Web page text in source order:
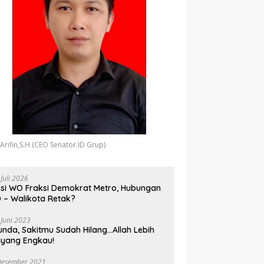
(CEO Senator.ID Grup)
2026
WO Fraksi Demokrat Metro, Hubungan
– Walikota Retak?
2023
Sakitmu Sudah Hilang…Allah Lebih
Engkau!
2021